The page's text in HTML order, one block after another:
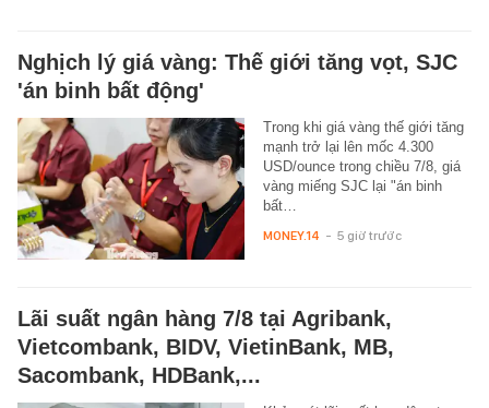
Nghịch lý giá vàng: Thế giới tăng vọt, SJC
'án binh bất động'
Trong khi giá vàng thế giới tăng
mạnh trở lại lên mốc 4.300
USD/ounce trong chiều 7/8, giá
vàng miếng SJC lại "án binh
bất…
MONEY.14 - 5 giờ trước
Lãi suất ngân hàng 7/8 tại Agribank,
Vietcombank, BIDV, VietinBank, MB,
Sacombank, HDBank,...